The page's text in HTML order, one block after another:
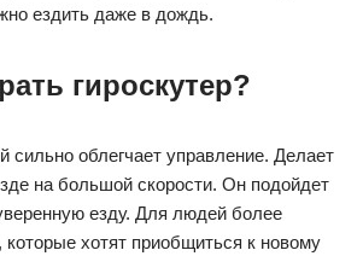
ездить даже в дождь.
гироскутер?
сильно облегчает управление. Делает
на большой скорости. Он подойдет
езду. Для людей более
которые хотят приобщиться к новому